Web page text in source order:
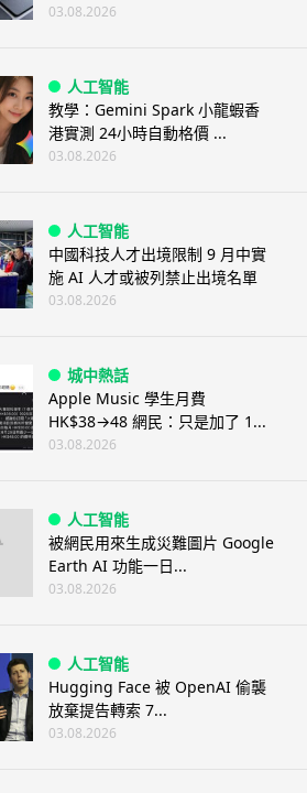
03.08.2026
人工智能
教學：Gemini Spark 小龍蝦香
港實測 24小時自動格價 ...
03.08.2026
人工智能
中國科技人才出境限制 9 月中實
施 AI 人才或被列禁止出境名單
03.08.2026
城中熱話
Apple Music 學生月費
HK$38→48 網民：只是加了 1...
03.08.2026
人工智能
被網民用來生成災難圖片 Google
Earth AI 功能一日...
03.08.2026
人工智能
Hugging Face 被 OpenAI 偷襲
放棄提告轉索 7...
03.08.2026